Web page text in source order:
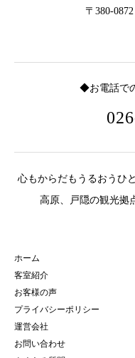
〒380-
◆お電話で
心もからだもうるおうひ
高原、戸隠の観光拠
ホーム
客室紹介
お客様の声
プライバシーポリシー
運営会社
お問い合わせ